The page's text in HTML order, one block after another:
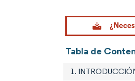
Tabla de
1.